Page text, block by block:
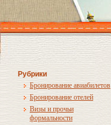
Рубрики
Бронирование авиабилетов
Бронирование отелей
Визы и прочьи
формальности